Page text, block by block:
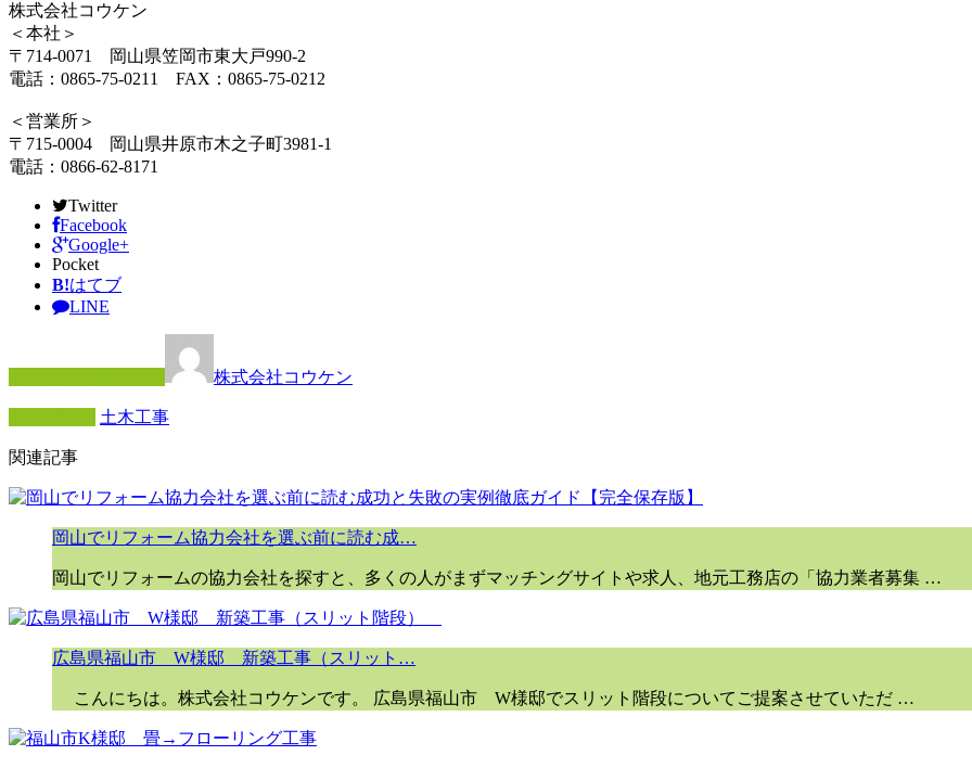
株式会社コウケン
＜本社＞
〒714-0071 岡山県笠岡市東大戸990-2
電話：0865-75-0211 FAX：0865-75-0212
＜営業所＞
〒715-0004 岡山県井原市木之子町3981-1
電話：0866-62-8171
Twitter
Facebook
Google+
Pocket
B!はてブ
LINE
株式会社コウケン
土木工事
関連記事
岡山でリフォーム協力会社を選ぶ前に読む成…
岡山でリフォームの協力会社を探すと、多くの人がまずマッチングサイトや求人、地元工務店の「協力業者募集 …
広島県福山市 W様邸 新築工事（スリット…
こんにちは。株式会社コウケンです。 広島県福山市 W様邸でスリット階段についてご提案させていただ …